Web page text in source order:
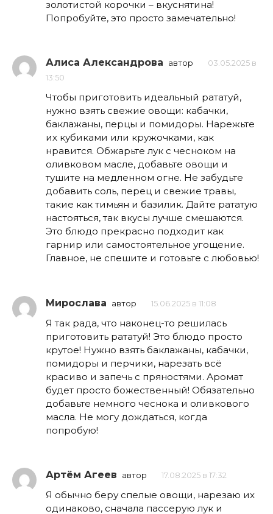
золотистой корочки – вкуснятина!
Попробуйте, это просто замечательно!
Алиса Александрова автор
03.05.2025 в
13:50
Чтобы приготовить идеальный рататуй,
нужно взять свежие овощи: кабачки,
баклажаны, перцы и помидоры. Нарежьте
их кубиками или кружочками, как
нравится. Обжарьте лук с чесноком на
оливковом масле, добавьте овощи и
тушите на медленном огне. Не забудьте
добавить соль, перец и свежие травы,
такие как тимьян и базилик. Дайте рататую
настояться, так вкусы лучше смешаются.
Это блюдо прекрасно подходит как
гарнир или самостоятельное угощение.
Главное, не спешите и готовьте с любовью!
Мирослава автор 15.06.2025 в 11:08
Я так рада, что наконец-то решилась
приготовить рататуй! Это блюдо просто
крутое! Нужно взять баклажаны, кабачки,
помидоры и перчики, нарезать всё
красиво и запечь с пряностями. Аромат
будет просто божественный! Обязательно
добавьте немного чеснока и оливкового
масла. Не могу дождаться, когда
попробую!
Артём Агеев автор 17.08.2025 в 17:32
Я обычно беру спелые овощи, нарезаю их
одинаково, сначала пассерую лук и